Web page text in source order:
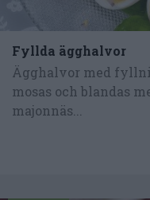
Fyllda ägghalvor
Ägghalvor med
mosas och blandas
majonnäs...